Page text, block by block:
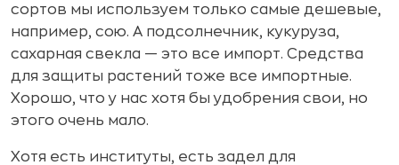
сортов мы используем только самые дешевые,
например, сою. А подсолнечник, кукуруза,
сахарная свекла — это все импорт. Средства
для защиты растений тоже все импортные.
Хорошо, что у нас хотя бы удобрения свои, но
этого очень мало.
Хотя есть институты, есть задел для